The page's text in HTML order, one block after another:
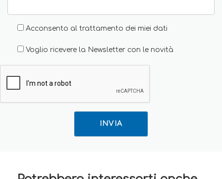
Acconsento al trattamento dei miei dati
Voglio ricevere la Newsletter con le novità
INVIA